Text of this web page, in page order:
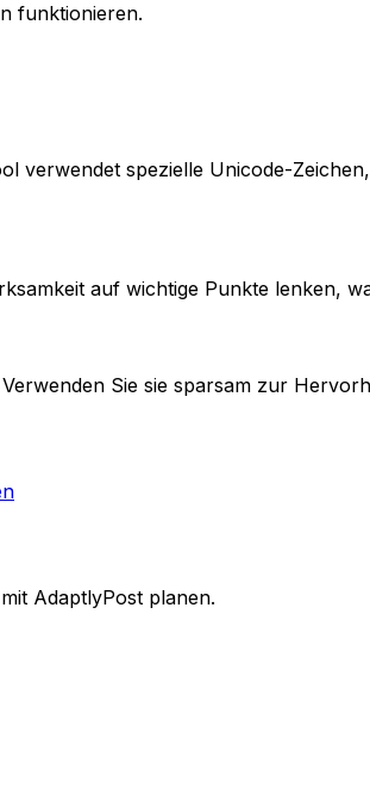
funktionieren.
verwendet spezielle Unicode-
auf wichtige Punkte lenken,
Sie sie sparsam zur
AdaptlyPost planen.